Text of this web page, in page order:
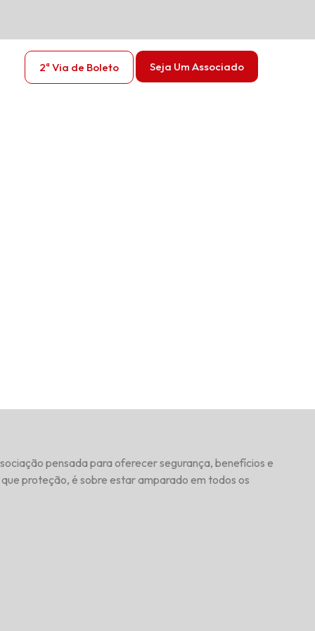
2ª Via de Boleto Seja Um Associado
pensada para oferecer segurança, benefícios e
proteção, é sobre estar amparado em todos os